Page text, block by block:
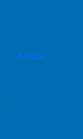
Áreas